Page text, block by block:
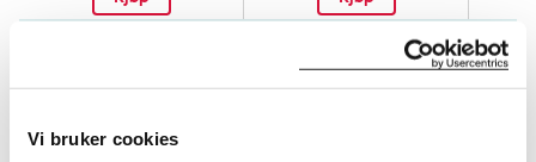
Vi bruker cookies
Hent resepter for deg selv eller barnet
ditt
tilgang til alle dine resepter